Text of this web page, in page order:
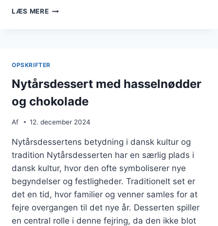
LÆS MERENYTÅRS
ÆBLER
OPSKRIFTER
Nytårsdessert med hasselnødder
og chokolade
Af 12. december 2024
Nytårsdessertens betydning i dansk kultur og
tradition Nytårsdesserten har en særlig plads i
dansk kultur, hvor den ofte symboliserer nye
begyndelser og festligheder. Traditionelt set er
det en tid, hvor familier og venner samles for at
fejre overgangen til det nye år. Desserten spiller
en central rolle i denne fejring, da den ikke blot